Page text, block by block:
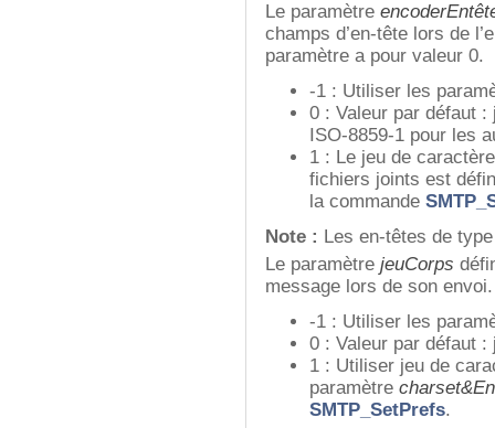
Le paramètre
champs d’en-tête lors de
paramètre a pour valeur 0.
-1 : Utiliser les
0 : Valeur par défaut
ISO-8859-1 pour les
1 : Le jeu de
fichiers joints est
la commande
Note : Les en-têtes de
Le paramètre jeuCorps
message lors de son
-1 : Utiliser les
0 : Valeur par défaut
1 : Utiliser jeu de
paramètre
SMTP_SetPrefs.